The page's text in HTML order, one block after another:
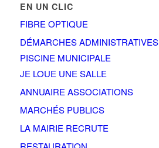
EN UN CLIC
FIBRE OPTIQUE
DÉMARCHES ADMINISTRATIVES
PISCINE MUNICIPALE
JE LOUE UNE SALLE
ANNUAIRE ASSOCIATIONS
MARCHÉS PUBLICS
LA MAIRIE RECRUTE